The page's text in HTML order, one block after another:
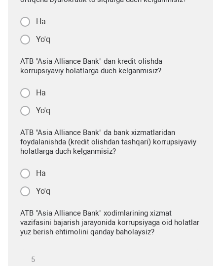
Ha
Yo'q
ATB "Asia Alliance Bank" dan kredit olishda
korrupsiyaviy holatlarga duch kelganmisiz?
Ha
Yo'q
ATB "Asia Alliance Bank" da bank xizmatlaridan
foydalanishda (kredit olishdan tashqari) korrupsiyaviy
holatlarga duch kelganmisiz?
Ha
Yo'q
ATB "Asia Alliance Bank" xodimlarining xizmat
vazifasini bajarish jarayonida korrupsiyaga oid holatlar
yuz berish ehtimolini qanday baholaysiz?